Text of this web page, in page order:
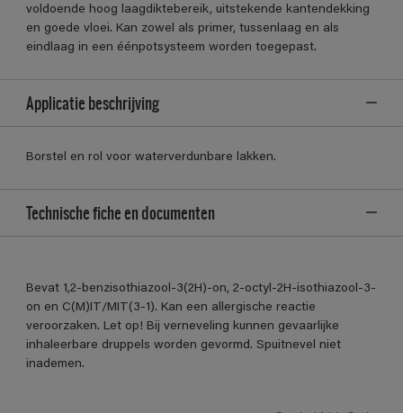
voldoende hoog laagdiktebereik, uitstekende kantendekking
en goede vloei. Kan zowel als primer, tussenlaag en als
eindlaag in een éénpotsysteem worden toegepast.
Applicatie beschrijving
Borstel en rol voor waterverdunbare lakken.
Technische fiche en documenten
Bevat 1,2-benzisothiazool-3(2H)-on, 2-octyl-2H-isothiazool-3-
on en C(M)IT/MIT(3-1). Kan een allergische reactie
veroorzaken. Let op! Bij verneveling kunnen gevaarlijke
inhaleerbare druppels worden gevormd. Spuitnevel niet
inademen.